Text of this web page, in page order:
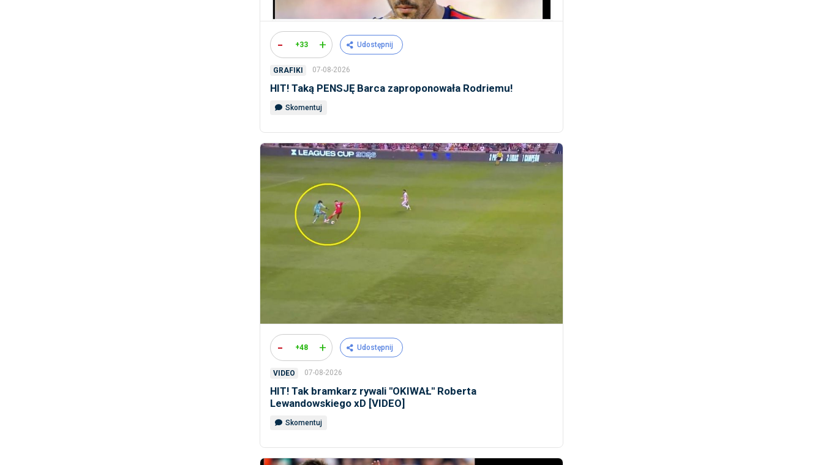
- +33 + Udostępnij
GRAFIKI 07-08-2026
HIT! Taką PENSJĘ Barca zaproponowała Rodriemu!
Skomentuj
- +48 + Udostępnij
VIDEO 07-08-2026
HIT! Tak bramkarz rywali ''OKIWAŁ'' Roberta
Lewandowskiego xD [VIDEO]
Skomentuj